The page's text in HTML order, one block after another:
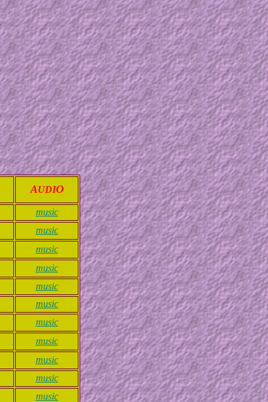
AUDIO
music
music
music
music
music
music
music
music
music
music
music